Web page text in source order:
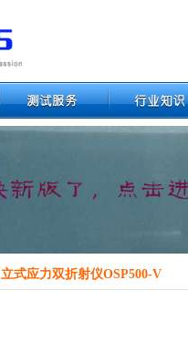
立式应力双折射仪OSP500-V